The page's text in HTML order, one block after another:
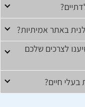
באתר אמיתיות?
לצרכים שלכם
חיים?